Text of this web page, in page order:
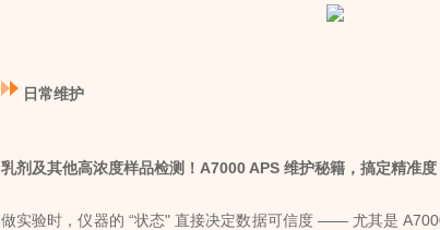
日常维护
乳剂及其他高浓度样品检测！A7000 APS 维护秘籍，搞定精准度
做实验时，仪器的 “状态" 直接决定数据可信度 —— 尤其是